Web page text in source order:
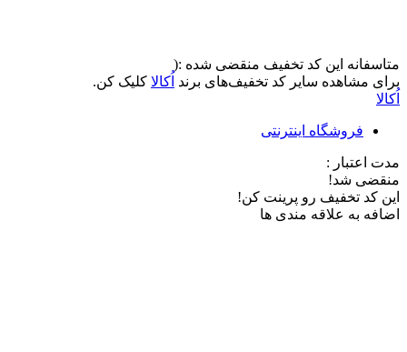
متاسفانه این کد تخفیف منقضی شده :(
برای مشاهده سایر کد تخفیف‌های برند اُکالا کلیک کن.
اُکالا
فروشگاه اینترنتی
مدت اعتبار :
منقضی شد!
این کد تخفیف رو پرینت کن!
اضافه به علاقه مندی ها